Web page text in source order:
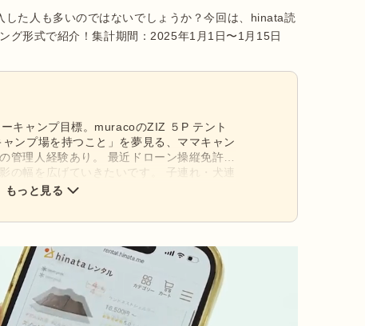
た人も多いのではないでしょうか？今回は、hinata読
グ形式で紹介！集計期間：2025年1月1日〜1月15日
キャンプ目標。muracoのZIZ ５P テント
ンプ場を持つこと」を夢見る、ママキャン
管理人経験あり。 最近ドローン操縦免許を
の幅を広げていきたいです。 子連れ・犬連
験をメディアやSNSで発信中。富士山の
もっと見る